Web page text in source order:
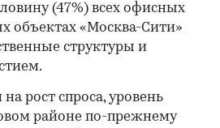
(47%) всех офисных
объектах «Москва-Сити»
структуры и
рост спроса, уровень
районе по-прежнему